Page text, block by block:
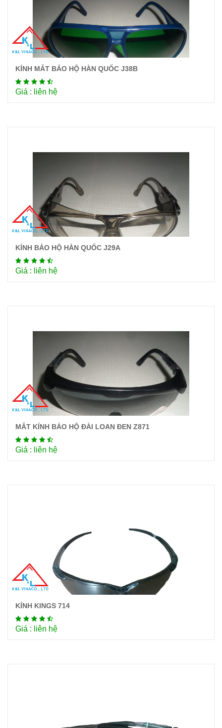
Chi tiết
KÍNH MẮT BẢO HỘ HÀN QUỐC J38B
Giá : liên hệ
Chi tiết
KÍNH BẢO HỘ HÀN QUỐC J29A
Giá : liên hệ
Chi tiết
MẮT KÍNH BẢO HỘ ĐÀI LOAN ĐEN Z871
Giá : liên hệ
KÍNH KINGS 714
Giá : liên hệ